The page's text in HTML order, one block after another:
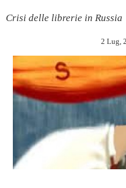
Crisi delle librerie in Russia
2 Lug,